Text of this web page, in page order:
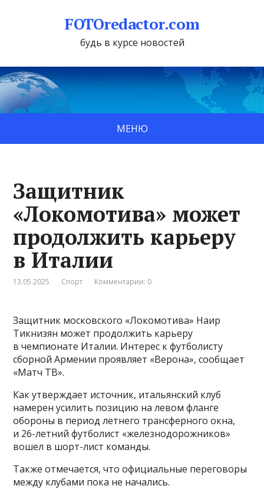
FOTOredactor.com
будь в курсе новостей
МЕНЮ
Защитник
«Локомотива» может
продолжить карьеру
в Италии
13.05.2025 Спорт Комментарии: 0
Защитник московского «Локомотива» Наир
Тикнизян может продолжить карьеру
в чемпионате Италии. Интерес к футболисту
сборной Армении проявляет «Верона», сообщает
«Матч ТВ».
Как утверждает источник, итальянский клуб
намерен усилить позицию на левом фланге
обороны в период летнего трансферного окна,
и 26-летний футболист «железнодорожников»
вошел в шорт-лист команды.
Также отмечается, что официальные переговоры
между клубами пока не начались.